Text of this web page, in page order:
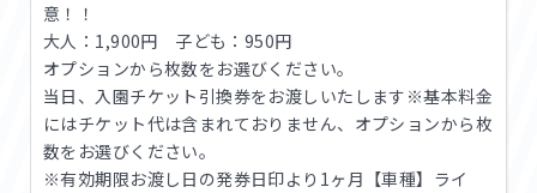
意！！
大人：1,900円 子ども：950円
オプションから枚数をお選びください。
当日、入園チケット引換券をお渡しいたします※基本料金
にはチケット代は含まれておりません、オプションから枚
数をお選びください。
※有効期限お渡し日の発券日印より1ヶ月【車種】ライ